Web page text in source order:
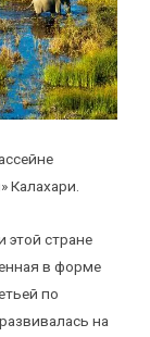
Калахари.
этой стране
в форме
по
на